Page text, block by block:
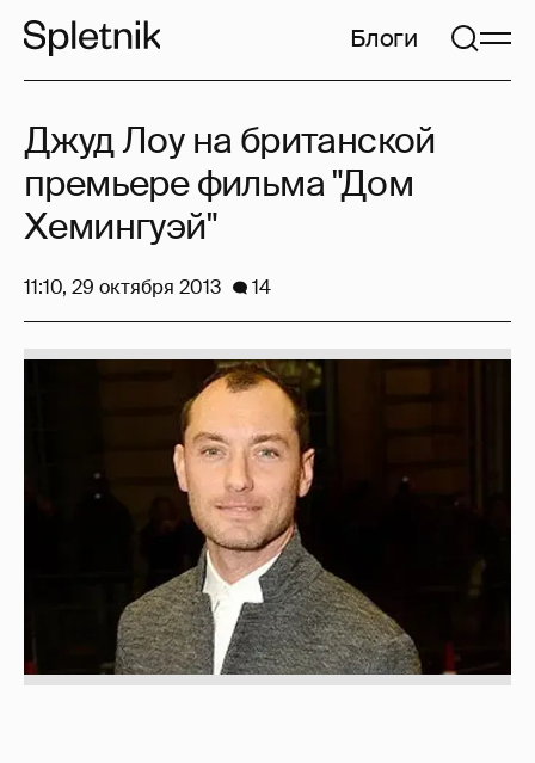
Блоги
Джуд Лоу на британской
премьере фильма "Дом
Хемингуэй"
11:10, 29 октября 2013 14